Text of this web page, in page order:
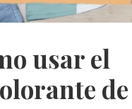
usar el
de